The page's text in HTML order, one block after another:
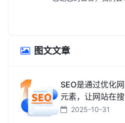
图文文章
SEO是通过优化
元素，让网站在
百度、搜狗、必
2025-10-31